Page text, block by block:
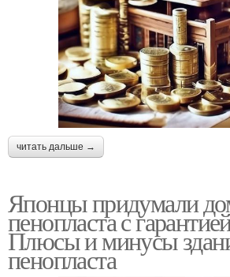
читать дальше →
Японцы придумали
пенопласта с
Плюсы и минусы
пенопласта